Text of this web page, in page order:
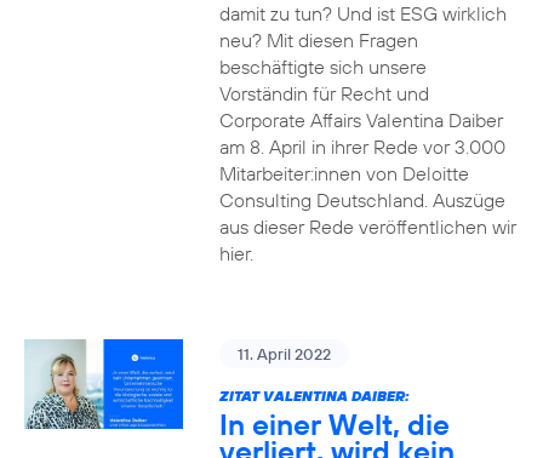
damit zu tun? Und ist ESG wirklich
neu? Mit diesen Fragen
beschäftigte sich unsere
Vorständin für Recht und
Corporate Affairs Valentina Daiber
am 8. April in ihrer Rede vor 3.000
Mitarbeiter:innen von Deloitte
Consulting Deutschland. Auszüge
aus dieser Rede veröffentlichen wir
hier.
11. April 2022
ZITAT VALENTINA DAIBER:
In einer Welt, die
verliert, wird kein